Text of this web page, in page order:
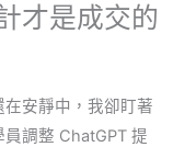
才是成交的
安靜中，我卻盯著
調整 ChatGPT 提